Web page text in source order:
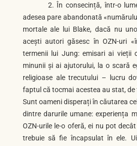
2. În consecință, într-o
adesea pare abandonată
mortale ale lui Blake, dacă nu
acești autori găsesc în OZN-uri
termenii lui Jung: emisari ai vieții
minunii și ai ajutorului, la o scară
religioase ale trecutului – lucru
faptul că tocmai acestea au stat,
Sunt oameni disperați în căutarea
dintre darurile umane: experiența
OZN-urile le-o oferă, ei nu pot
trebuie să fie încapsulat în ele.